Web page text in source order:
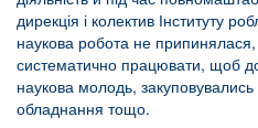
дирекція і колектив Інституту
наукова робота не припинялася,
систематично працювати, щоб
наукова молодь,
обладнання тощо.